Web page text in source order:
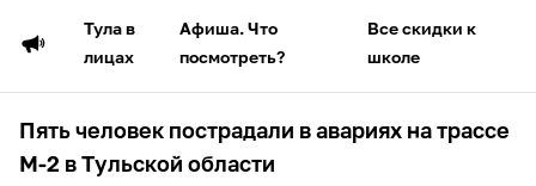
Тула в
лицах
Афиша. Что
посмотреть?
Все скидки к
школе
Пять человек пострадали в авариях на трассе
М-2 в Тульской области